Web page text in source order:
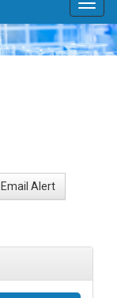
Email Alert